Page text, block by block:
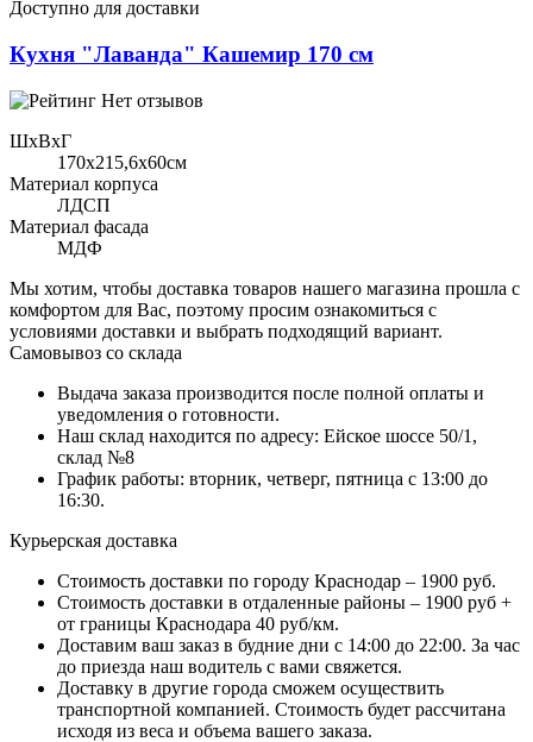
Доступно для доставки
Кухня "Лаванда" Кашемир 170 см
Нет отзывов
ШхВхГ
170x215,6х60см
Материал корпуса
ЛДСП
Материал фасада
МДФ
Мы хотим, чтобы доставка товаров нашего магазина прошла с
комфортом для Вас, поэтому просим ознакомиться с
условиями доставки и выбрать подходящий вариант.
Самовывоз со склада
Выдача заказа производится после полной оплаты и
уведомления о готовности.
Наш склад находится по адресу: Ейское шоссе 50/1,
склад №8
График работы: вторник, четверг, пятница с 13:00 до
16:30.
Курьерская доставка
Стоимость доставки по городу Краснодар – 1900 руб.
Стоимость доставки в отдаленные районы – 1900 руб +
от границы Краснодара 40 руб/км.
Доставим ваш заказ в будние дни с 14:00 до 22:00. За час
до приезда наш водитель с вами свяжется.
Доставку в другие города сможем осуществить
транспортной компанией. Стоимость будет рассчитана
исходя из веса и объема вашего заказа.